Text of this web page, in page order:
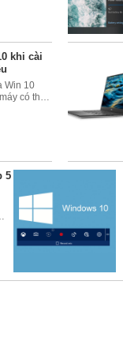
khi cài
Win 10
có thể
5